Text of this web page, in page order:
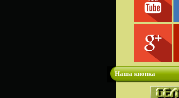
Наша кнопка